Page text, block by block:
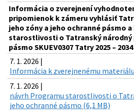
Informácia o zverejnení
pripomienok k zámeru vyhlásiť
jeho zóny a jeho ochranné pásmo
starostlivosti o Tatranský národný
pásmo SKUEV0307 Tatry 2025 –
7. 1. 2026 |
Informácia k zverejnenému
7. 1. 2026 |
návrh Programu starostlivosti o
jeho ochranné pásmo (6,1 MB)